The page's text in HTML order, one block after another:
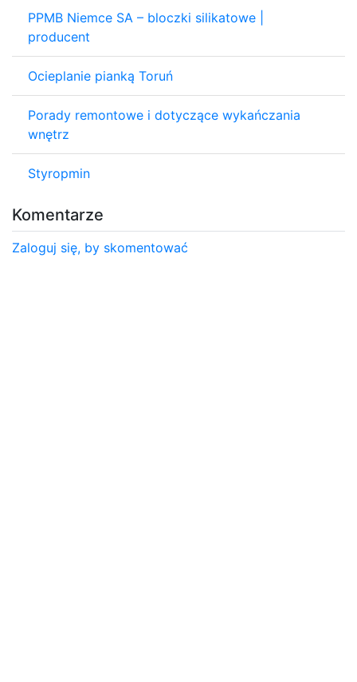
PPMB Niemce SA – bloczki silikatowe |
producent
Ocieplanie pianką Toruń
Porady remontowe i dotyczące wykańczania
wnętrz
Styropmin
Komentarze
Zaloguj się, by skomentować